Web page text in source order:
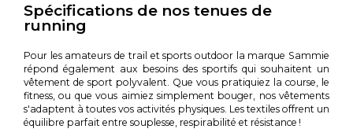
Spécifications de nos tenues de
running
Pour les amateurs de trail et sports outdoor la marque Sammie
répond également aux besoins des sportifs qui souhaitent un
vêtement de sport polyvalent. Que vous pratiquiez la course, le
fitness, ou que vous aimiez simplement bouger, nos vêtements
s'adaptent à toutes vos activités physiques. Les textiles offrent un
équilibre parfait entre souplesse, respirabilité et résistance !